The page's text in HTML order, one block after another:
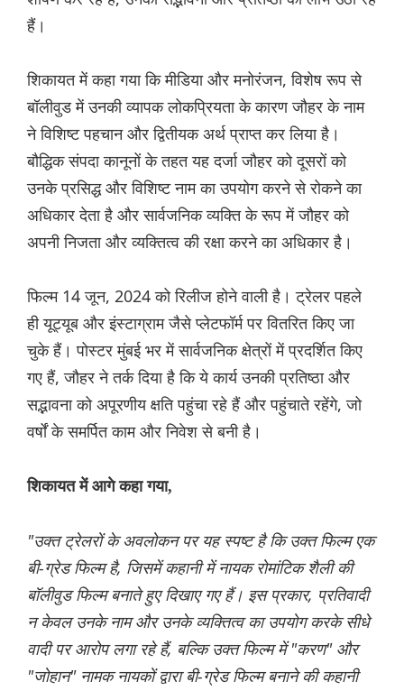
हैं।
शिकायत में कहा गया कि मीडिया और मनोरंजन, विशेष रूप से
बॉलीवुड में उनकी व्यापक लोकप्रियता के कारण जौहर के नाम
ने विशिष्ट पहचान और द्वितीयक अर्थ प्राप्त कर लिया है।
बौद्धिक संपदा कानूनों के तहत यह दर्जा जौहर को दूसरों को
उनके प्रसिद्ध और विशिष्ट नाम का उपयोग करने से रोकने का
अधिकार देता है और सार्वजनिक व्यक्ति के रूप में जौहर को
अपनी निजता और व्यक्तित्व की रक्षा करने का अधिकार है।
फिल्म 14 जून, 2024 को रिलीज होने वाली है। ट्रेलर पहले
ही यूट्यूब और इंस्टाग्राम जैसे प्लेटफॉर्म पर वितरित किए जा
चुके हैं। पोस्टर मुंबई भर में सार्वजनिक क्षेत्रों में प्रदर्शित किए
गए हैं, जौहर ने तर्क दिया है कि ये कार्य उनकी प्रतिष्ठा और
सद्भावना को अपूरणीय क्षति पहुंचा रहे हैं और पहुंचाते रहेंगे, जो
वर्षों के समर्पित काम और निवेश से बनी है।
शिकायत में आगे कहा गया,
"उक्त ट्रेलरों के अवलोकन पर यह स्पष्ट है कि उक्त फिल्म एक
बी-ग्रेड फिल्म है, जिसमें कहानी में नायक रोमांटिक शैली की
बॉलीवुड फिल्म बनाते हुए दिखाए गए हैं। इस प्रकार, प्रतिवादी
न केवल उनके नाम और उनके व्यक्तित्व का उपयोग करके सीधे
वादी पर आरोप लगा रहे हैं, बल्कि उक्त फिल्म में "करण" और
"जोहान" नामक नायकों द्वारा बी-ग्रेड फिल्म बनाने की कहानी